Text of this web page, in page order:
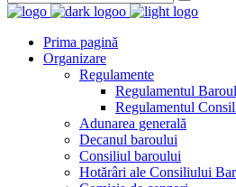
Prima pagină
Organizare
Regulamente
Regulamentul
Regulamentul
Adunarea generală
Decanul baroului
Consiliul baroului
Hotărâri ale Consiliului